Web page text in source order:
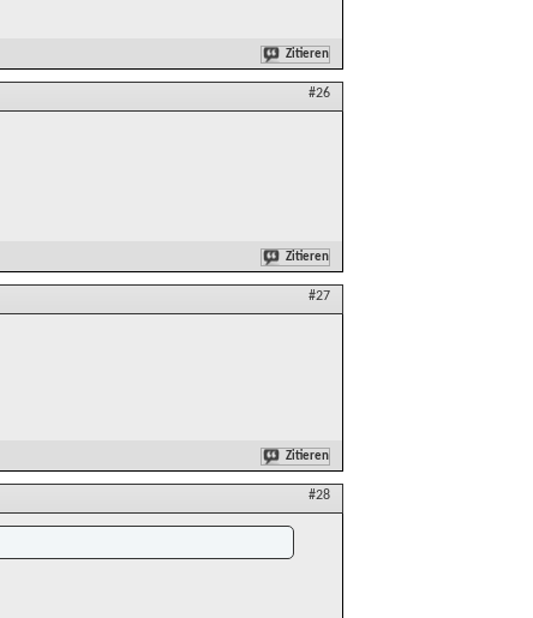
Zitieren
#26
Zitieren
#27
Zitieren
#28